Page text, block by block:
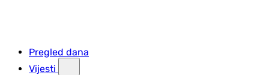
Pregled dana
Vijesti